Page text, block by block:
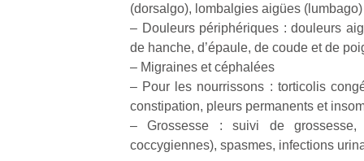
(dorsalgo), lombalgies aigües (lumbago)
– Douleurs périphériques : douleurs
de hanche, d’épaule, de coude et de
– Migraines et céphalées
– Pour les nourrissons : torticolis
constipation, pleurs permanents et
– Grossesse : suivi de grossesse,
coccygiennes), spasmes, infections